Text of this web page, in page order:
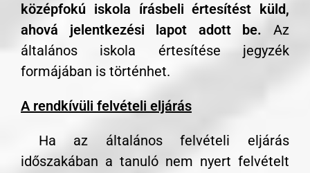
középfokú iskola írásbeli értesítést küld,
ahová jelentkezési lapot adott be. Az
általános iskola értesítése jegyzék
formájában is történhet.
A rendkívüli felvételi eljárás
Ha az általános felvételi eljárás
időszakában a tanuló nem nyert felvételt